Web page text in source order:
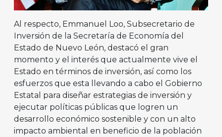
Al respecto, Emmanuel Loo, Subsecretario de
Inversión de la Secretaría de Economía del
Estado de Nuevo León, destacó el gran
momento y el interés que actualmente vive el
Estado en términos de inversión, así como los
esfuerzos que esta llevando a cabo el Gobierno
Estatal para diseñar estrategias de inversión y
ejecutar políticas públicas que logren un
desarrollo económico sostenible y con un alto
impacto ambiental en beneficio de la población